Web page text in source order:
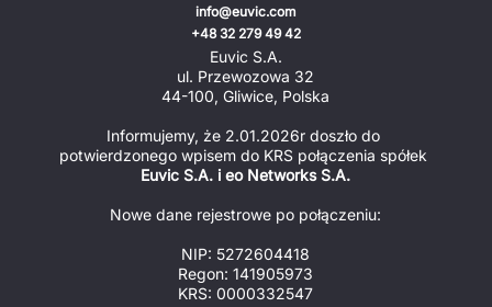
info@euvic.com
+48 32 279 49 42
Euvic S.A.
ul. Przewozowa 32
44-100, Gliwice, Polska
Informujemy, że 2.01.2026r doszło do
Euvic S.A. i eo Networks S.A.
Nowe dane rejestrowe po połączeniu:
NIP: 5272604418
Regon: 141905973
KRS: 0000332547